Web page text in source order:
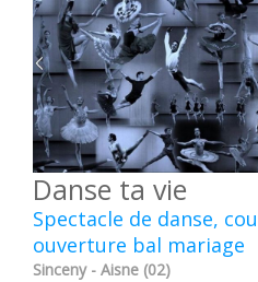
Danse ta vie
Spectacle de danse,
ouverture bal mariage
Sinceny - Aisne (02)